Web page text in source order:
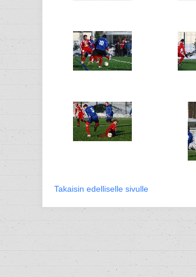
Takaisin edelliselle sivulle